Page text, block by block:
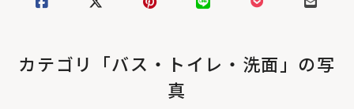
カテゴリ「バス・トイレ・洗面」の写
真